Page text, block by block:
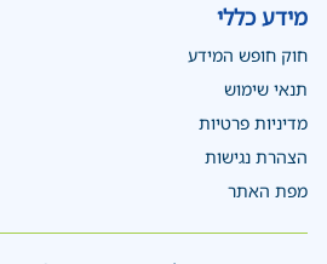
מידע כללי
חוק חופש המידע
תנאי שימוש
מדיניות פרטיות
הצהרת נגישות
מפת האתר